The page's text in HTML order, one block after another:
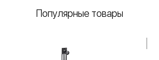
Популярные товары